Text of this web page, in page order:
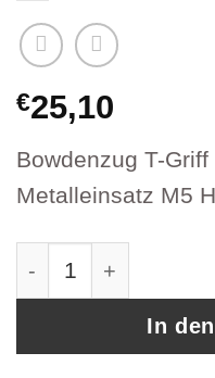
€25,10
Bowdenzug T-
Metalleinsatz M5
In